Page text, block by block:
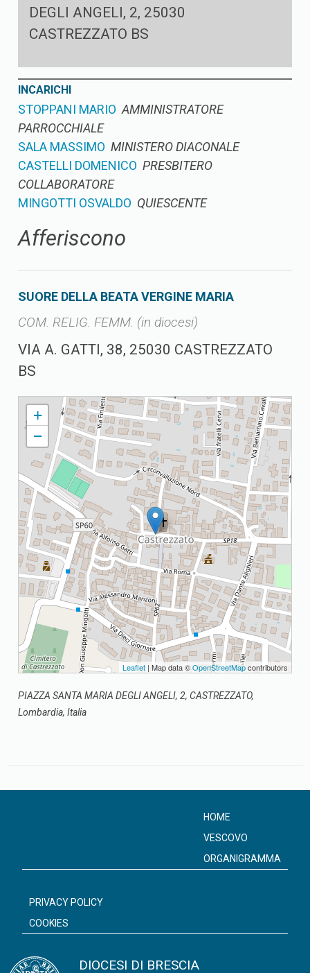
DEGLI ANGELI, 2, 25030
CASTREZZATO BS
INCARICHI
STOPPANI MARIO AMMINISTRATORE
PARROCCHIALE
SALA MASSIMO MINISTERO DIACONALE
CASTELLI DOMENICO PRESBITERO
COLLABORATORE
MINGOTTI OSVALDO QUIESCENTE
Afferiscono
SUORE DELLA BEATA VERGINE MARIA
COM. RELIG. FEMM. (in diocesi)
VIA A. GATTI, 38, 25030 CASTREZZATO
BS
CASTREZZATO PARROCCHIA DEI SANTI PIETRO E PAOLO APOSTOLI
+
−
Leaflet | Map data ©OpenStreetMapcontributors
PIAZZA SANTA MARIA DEGLI ANGELI, 2, CASTREZZATO,
Lombardia, Italia
DIOCESI DI BRESCIA
HOME
VESCOVO
ORGANIGRAMMA
PRIVACY POLICY
COOKIES